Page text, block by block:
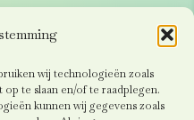
wij technologieën zoals
te slaan en/of te raadplegen.
kunnen wij gegevens zoals